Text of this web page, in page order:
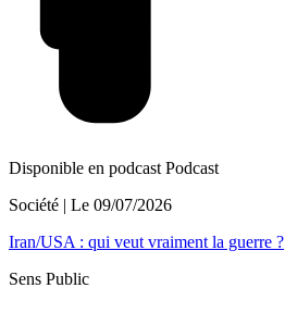
Disponible en podcast Podcast
Société | Le 09/07/2026
Iran/USA : qui veut vraiment la guerre ?
Sens Public